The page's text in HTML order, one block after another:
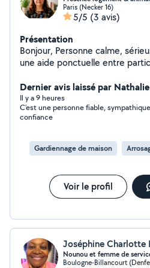
Paris (Necker 16)
5/5 (3 avis)
Présentation
Bonjour, Personne calme, sérieuse et fiable, je propose
une aide ponctuelle entre particuliers
compagnie (lecture,
Présence bienveillante - garde
animaux - passages pour
plantes, aération Je ne fais pas de ménage mais je peux
ou après une location
place, ambiance agréable). Je propose également une
conversation, remise à niveau,
et bienveillant, notamment
alentours en transports en
privilégie des missions
confiance. Disponibilités ponctuelles ou sur quelques
semaines selon vos besoins.
Dernier avis laissé par
Il y a 9 heures
C’est une personne fiable,
confiance
Gardiennage de maison
Voir le profil
Joséphine Charlotte
Nounou et femme de
Boulogne-Billancourt